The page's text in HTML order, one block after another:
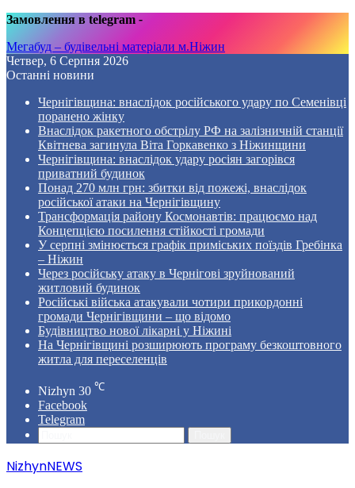
Замовлення в telegram -
Мегабуд – будівельні матеріали м.Ніжин
Четвер, 6 Серпня 2026
Останні новини
Чернігівщина: внаслідок російського удару по Семенівці
поранено жінку
Внаслідок ракетного обстрілу РФ на залізничній станції
Квітнева загинула Віта Горкавенко з Ніжинщини
Чернігівщина: внаслідок удару росіян загорівся
приватний будинок
Понад 270 млн грн: збитки від пожежі, внаслідок
російської атаки на Чернігівщину
Трансформація району Космонавтів: працюємо над
Концепцією посилення стійкості громади
У серпні змінюється графік приміських поїздів Гребінка
– Ніжин
Через російську атаку в Чернігові зруйнований
житловий будинок
Російські війська атакували чотири прикордонні
громади Чернігівщини – що відомо
Будівництво нової лікарні у Ніжині
На Чернігівщині розширюють програму безкоштовного
житла для переселенців
Nizhyn 30 ℃
Facebook
Telegram
NizhynNEWS